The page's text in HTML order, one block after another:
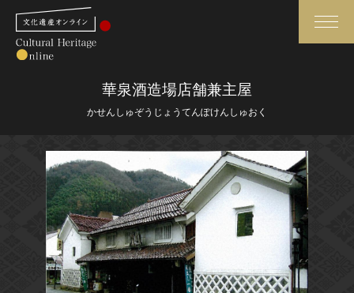
さらに詳細検索
さらに詳細検索
作品一覧
カテゴリで見る
媒体資料・関連記事等
博物館、美術館の皆さまへ
文化庁よりご挨拶
華泉酒造場店舗兼主屋
かせんしゅぞうじょうてんぽけんしゅおく